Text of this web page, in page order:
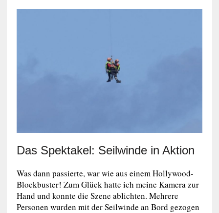
Das Spektakel: Seilwinde in Aktion
Was dann passierte, war wie aus einem Hollywood-
Blockbuster! Zum Glück hatte ich meine Kamera zur
Hand und konnte die Szene ablichten. Mehrere
Personen wurden mit der Seilwinde an Bord gezogen